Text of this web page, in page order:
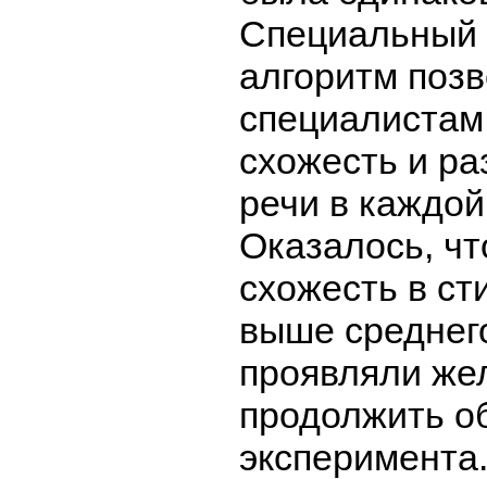
алгоритм
схожесть и
речи в
Оказалось,
схожесть в
выше
проявляли
продолжить
эксперимента.